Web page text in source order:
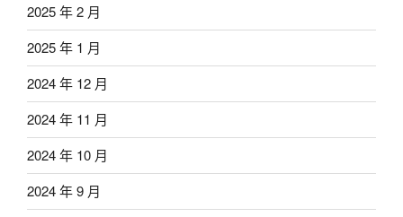
2025 年 2 月
2025 年 1 月
2024 年 12 月
2024 年 11 月
2024 年 10 月
2024 年 9 月